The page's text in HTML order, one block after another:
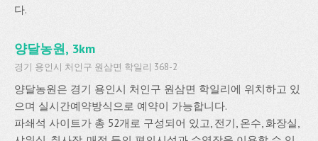
다.
양달농원, 3km
경기 용인시 처인구 원삼면 학일리 368-2
양달농원은 경기 용인시 처인구 원삼면 학일리에 위치하고 있
으며 실시간예약방식으로 예약이 가능합니다.
파쇄석 사이트가 총 52개로 구성되어 있고, 전기, 온수, 화장실,